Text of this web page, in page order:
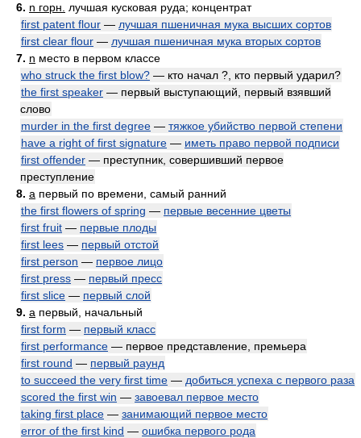
6. n горн.
лучшая кусковая руда; концентрат
first patent flour — лучшая пшеничная мука высших сортов
first clear flour — лучшая пшеничная мука вторых сортов
7. n место в первом классе
who struck the first blow? — кто начал ?, кто первый ударил?
the first speaker — первый выступающий, первый взявший
слово
murder in the first degree — тяжкое убийство первой степени
have a right of first signature — иметь право первой подписи
first offender — преступник, совершивший первое
преступление
8. a первый по времени, самый ранний
the first flowers of spring — первые весенние цветы
first fruit — первые плоды
first lees — первый отстой
first person — первое лицо
first press — первый пресс
first slice — первый слой
9. a первый, начальный
first form — первый класс
first performance — первое представление, премьера
first round — первый раунд
to succeed the very first time — добиться успеха с первого раза
scored the first win — завоевал первое место
taking first place — занимающий первое место
error of the first kind — ошибка первого рода